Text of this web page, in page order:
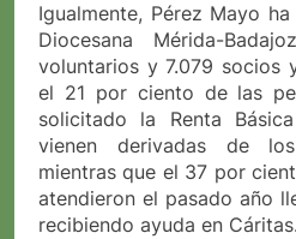
Igualmente, Pérez Mayo
Diocesana Mérida-
voluntarios y 7.079 socios
el 21 por ciento de las
solicitado la Renta
vienen derivadas de
mientras que el 37 por
atendieron el pasado año
recibiendo ayuda en Cáritas.